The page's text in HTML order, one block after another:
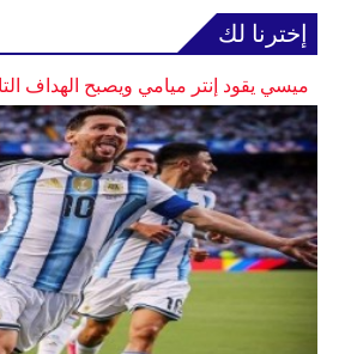
إخترنا لك
ميسي يقود إنتر ميامي ويصبح الهداف